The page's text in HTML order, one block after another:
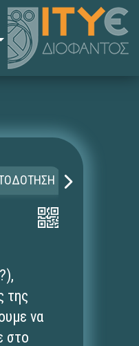
της
να
στο